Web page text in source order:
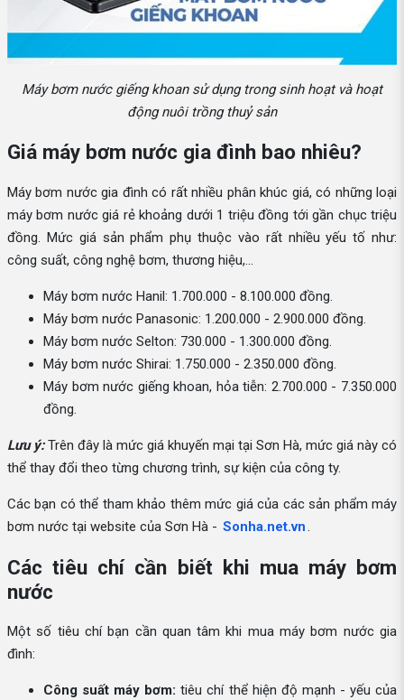
Máy bơm nước giếng khoan sử dụng trong sinh hoạt và hoạt
động nuôi trồng thuỷ sản
Giá máy bơm nước gia đình bao nhiêu?
Máy bơm nước gia đình có rất nhiều phân khúc giá, có những loại
máy bơm nước giá rẻ khoảng dưới 1 triệu đồng tới gần chục triệu
đồng. Mức giá sản phẩm phụ thuộc vào rất nhiều yếu tố như:
công suất, công nghệ bơm, thương hiệu,...
Máy bơm nước Hanil: 1.700.000 - 8.100.000 đồng.
Máy bơm nước Panasonic: 1.200.000 - 2.900.000 đồng.
Máy bơm nước Selton: 730.000 - 1.300.000 đồng.
Máy bơm nước Shirai: 1.750.000 - 2.350.000 đồng.
Máy bơm nước giếng khoan, hỏa tiễn: 2.700.000 - 7.350.000
đồng.
Lưu ý:Trên đây là mức giá khuyến mại tại Sơn Hà, mức giá này có
thể thay đổi theo từng chương trình, sự kiện của công ty.
Các bạn có thể tham khảo thêm mức giá của các sản phẩm máy
bơm nước tại website của Sơn Hà - Sonha.net.vn.
Các tiêu chí cần biết khi mua máy bơm
nước
Một số tiêu chí bạn cần quan tâm khi mua máy bơm nước gia
đình:
Công suất máy bơm: tiêu chí thể hiện độ mạnh - yếu của